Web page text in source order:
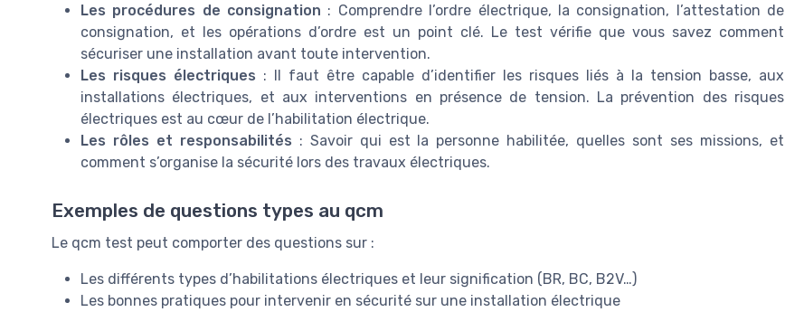
Les procédures de consignation : Comprendre l’ordre électrique, la consignation, l’attestation de
consignation, et les opérations d’ordre est un point clé. Le test vérifie que vous savez comment
sécuriser une installation avant toute intervention.
Les risques électriques : Il faut être capable d’identifier les risques liés à la tension basse, aux
installations électriques, et aux interventions en présence de tension. La prévention des risques
électriques est au cœur de l’habilitation électrique.
Les rôles et responsabilités : Savoir qui est la personne habilitée, quelles sont ses missions, et
comment s’organise la sécurité lors des travaux électriques.
Exemples de questions types au qcm
Le qcm test peut comporter des questions sur :
Les différents types d’habilitations électriques et leur signification (BR, BC, B2V…)
Les bonnes pratiques pour intervenir en sécurité sur une installation électrique